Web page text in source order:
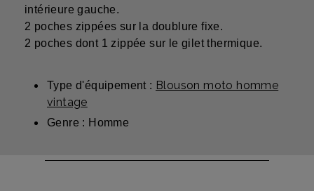
intérieure gauche.
2 poches zippées sur la doublure fixe.
2 poches dont 1 zippée sur le gilet thermique.
Type d'équipement : Blouson moto homme
vintage
Genre : Homme